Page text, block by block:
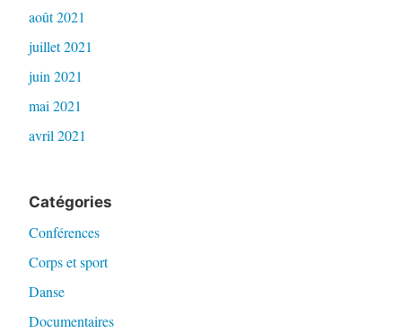
août 2021
juillet 2021
juin 2021
mai 2021
avril 2021
Catégories
Conférences
Corps et sport
Danse
Documentaires